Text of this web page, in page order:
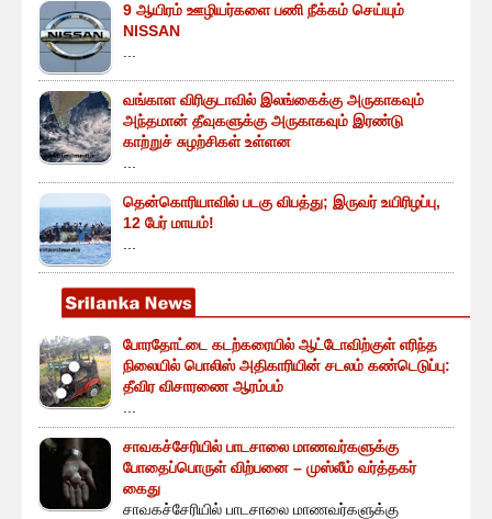
9 ஆயிரம் ஊழியர்களை பணி நீக்கம் செய்யும்
NISSAN
வங்காள விரிகுடாவில் இலங்கைக்கு அருகாகவும்
அந்தமான் தீவுகளுக்கு அருகாகவும் இரண்டு
காற்றுச் சுழற்சிகள் உள்ளன
தென்கொரியாவில் படகு விபத்து; இருவர் உயிரிழப்பு,
12 பேர் மாயம்!
போரதோட்டை கடற்கரையில் ஆட்டோவிற்குள் எரிந்த
நிலையில் பொலிஸ் அதிகாரியின் சடலம் கண்டெடுப்பு:
தீவிர விசாரணை ஆரம்பம்
சாவகச்சேரியில் பாடசாலை மாணவர்களுக்கு
போதைப்பொருள் விற்பனை – முஸ்லீம் வர்த்தகர்
கைது
சாவகச்சேரியில் பாடசாலை மாணவர்களுக்கு